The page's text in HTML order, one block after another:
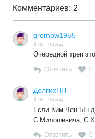
Комментариев: 2
gromow1955
8 лет назад
Очередной треп
Ответить 0
ДолгихПН
8 лет назад
Если Ким Чен Ын
С.Милошивича,
Ответить 0